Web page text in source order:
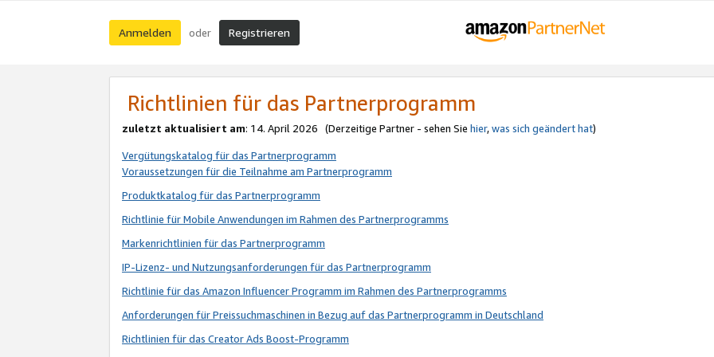
Anmelden oder Registrieren
Richtlinien für das Partnerprogramm
zuletzt aktualisiert am: 14. April 2026 (Derzeitige Partner - sehen Sie hier,was sich geändert hat)
Vergütungskatalog für das Partnerprogramm
Voraussetzungen für die Teilnahme am Partnerprogramm
Produktkatalog für das Partnerprogramm
Richtlinie für Mobile Anwendungen im Rahmen des Partnerprogramms
Markenrichtlinien für das Partnerprogramm
IP-Lizenz- und Nutzungsanforderungen für das Partnerprogramm
Richtlinie für das Amazon Influencer Programm im Rahmen des Partnerprogramms
Anforderungen für Preissuchmaschinen in Bezug auf das Partnerprogramm in Deutschland
Richtlinien für das Creator Ads Boost-Programm